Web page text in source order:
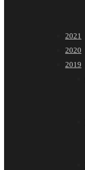
2021
2020
2019